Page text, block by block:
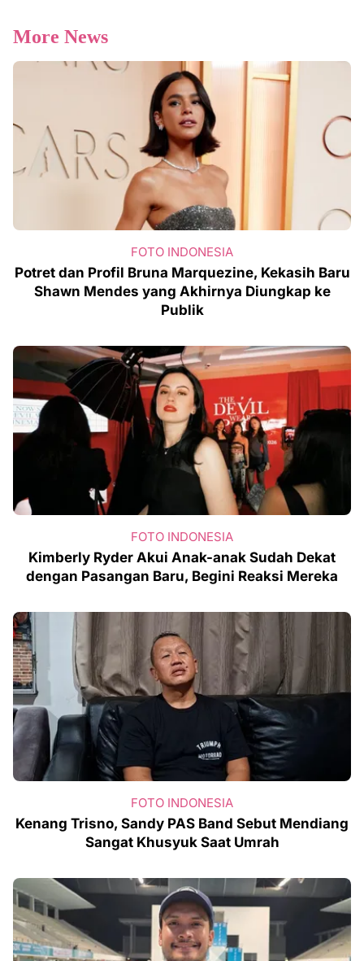
More News
FOTO INDONESIA
Potret dan Profil Bruna Marquezine, Kekasih Baru
Shawn Mendes yang Akhirnya Diungkap ke
Publik
FOTO INDONESIA
Kimberly Ryder Akui Anak-anak Sudah Dekat
dengan Pasangan Baru, Begini Reaksi Mereka
FOTO INDONESIA
Kenang Trisno, Sandy PAS Band Sebut Mendiang
Sangat Khusyuk Saat Umrah